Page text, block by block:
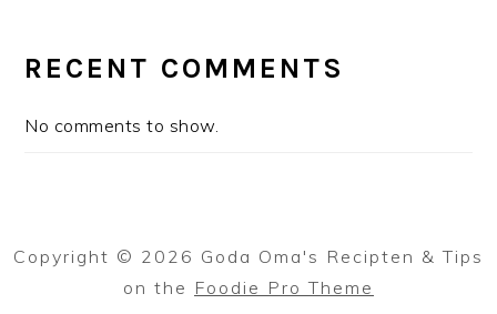
RECENT COMMENTS
No comments to show.
Copyright © 2026 Goda Oma's Recipten & Tips
on the Foodie Pro Theme